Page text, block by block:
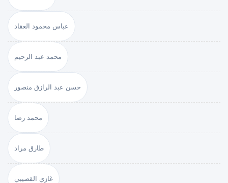
عباس محمود العقاد
محمد عبد الرحيم
حسن عبد الرازق منصور
محمد رضا
طارق مراد
غازي القصيبي